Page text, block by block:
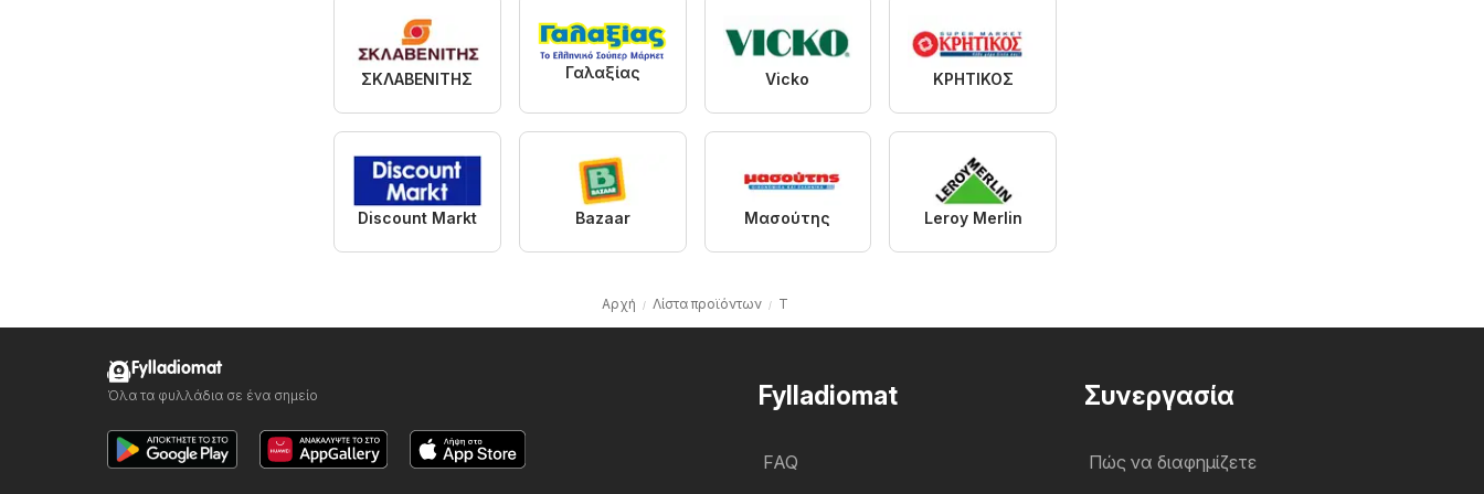
ΣΚΛΑΒΕΝΙΤΗΣ Γαλαξίας Vicko ΚΡΗΤΙΚΟΣ
Discount Markt Bazaar Μασούτης Leroy Merlin
Αρχή Λίστα προϊόντων T
Fylladiomat
FAQ
Συνεργασία
Πώς να διαφημίζετε
Fylladiomat
Όλα τα φυλλάδια σε ένα σημείο